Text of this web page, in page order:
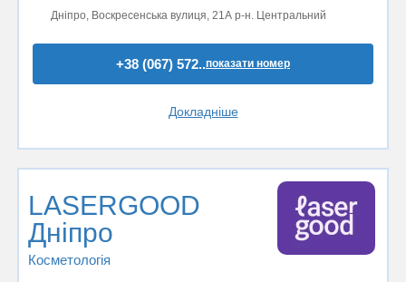
Дніпро, Воскресенська вулиця, 21А р-н. Центральний
+38 (067) 572..показати номер
Докладніше
LASERGOOD
Дніпро
Косметологія